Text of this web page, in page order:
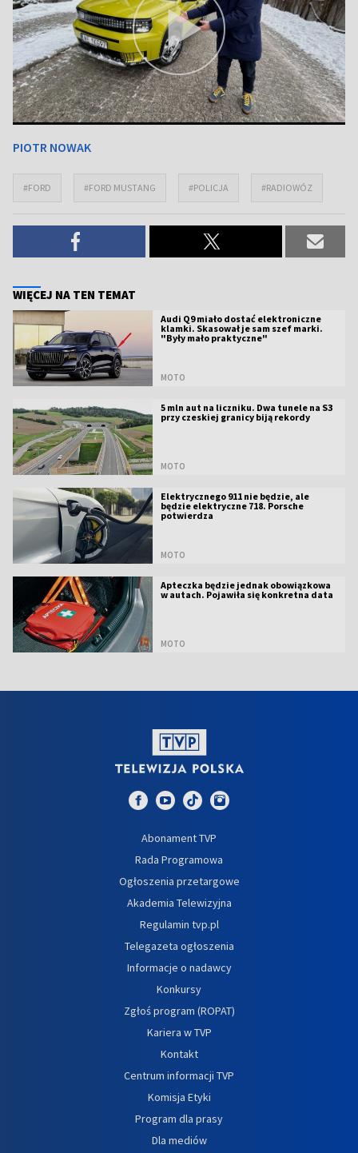
PIOTR NOWAK
#FORD #FORD MUSTANG #POLICJA #RADIOWÓZ
WIĘCEJ NA TEN TEMAT
Audi Q9 miało dostać elektroniczne
klamki. Skasował je sam szef marki.
"Były mało praktyczne"
MOTO
5 mln aut na liczniku. Dwa tunele na S3
przy czeskiej granicy biją rekordy
MOTO
Elektrycznego 911 nie będzie, ale
będzie elektryczne 718. Porsche
potwierdza
MOTO
Apteczka będzie jednak obowiązkowa
w autach. Pojawiła się konkretna data
MOTO
Abonament TVP
Rada Programowa
Ogłoszenia przetargowe
Akademia Telewizyjna
Regulamin tvp.pl
Telegazeta ogłoszenia
Informacje o nadawcy
Konkursy
Zgłoś program (ROPAT)
Kariera w TVP
Kontakt
Centrum informacji TVP
Komisja Etyki
Program dla prasy
Dla mediów